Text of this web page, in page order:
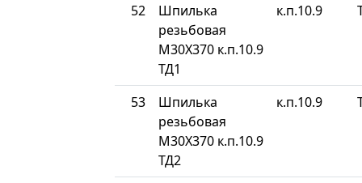
52
Шпилька
резьбовая
М30Х370 к.п.10.9
ТД1
к.п.10.9
53
Шпилька
резьбовая
М30Х370 к.п.10.9
ТД2
к.п.10.9